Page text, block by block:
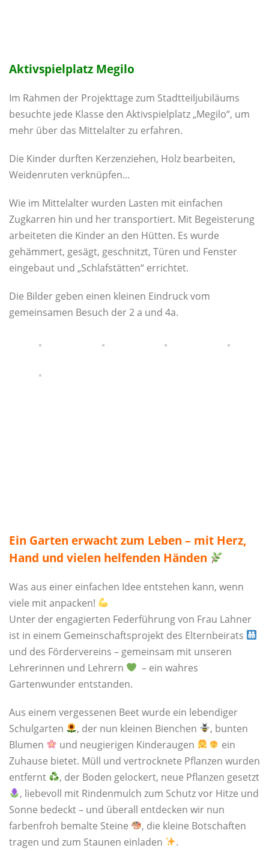
Aktivspielplatz Megilo
Im Rahmen der Projekttage zum Stadtteiljubiläums
besuchte jede Klasse den Aktivspielplatz „Megilo“, um
mehr über das Mittelalter zu erfahren.
Die Kinder durften Kerzenziehen, Holz bearbeiten,
Weidenruten verknüpfen…
Wie im Mittelalter wurden Lasten mit einfachen
Zugkarren hin und her transportiert. Mit Begeisterung
arbeiteten die Kinder an den Hütten. Es wurde
gehämmert, gesägt, geschnitzt, Türen und Fenster
eingebaut und „Schlafstätten“ errichtet.
Die Bilder geben einen kleinen Eindruck vom
gemeinsamen Besuch der 2 a und 4a.
Ein Garten erwacht zum Leben – mit Herz,
Hand und vielen helfenden Händen
Was aus einer einfachen Idee entstehen kann, wenn
viele mit anpacken!
Unter der engagierten Federführung von Frau Lahner
ist in einem Gemeinschaftsprojekt des Elternbeirats
und des Fördervereins – gemeinsam mit unseren
Lehrerinnen und Lehrern
– ein wahres
Gartenwunder entstanden.
Aus einem vergessenen Beet wurde ein lebendiger
Schulgarten
, der nun kleinen Bienchen
, bunten
Blumen
und neugierigen Kinderaugen
ein
Zuhause bietet. Müll und vertrocknete Pflanzen wurden
entfernt
, der Boden gelockert, neue Pflanzen gesetzt
, liebevoll mit Rindenmulch zum Schutz vor Hitze und
Sonne bedeckt – und überall entdecken wir nun
farbenfroh bemalte Steine
, die kleine Botschaften
tragen und zum Staunen einladen
.